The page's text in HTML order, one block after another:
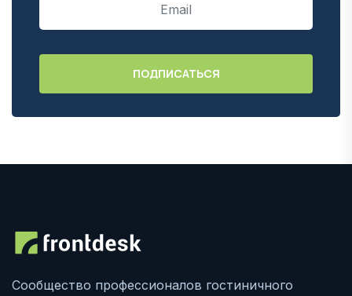
Сообщество профессионалов гостиничного